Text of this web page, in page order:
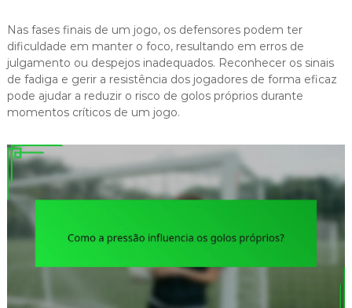
Nas fases finais de um jogo, os defensores podem ter
dificuldade em manter o foco, resultando em erros de
julgamento ou despejos inadequados. Reconhecer os sinais
de fadiga e gerir a resistência dos jogadores de forma eficaz
pode ajudar a reduzir o risco de golos próprios durante
momentos críticos de um jogo.